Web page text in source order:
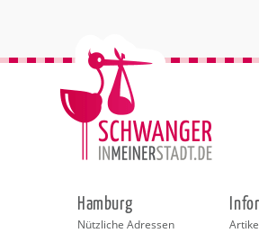
Hamburg
Nützliche Adressen